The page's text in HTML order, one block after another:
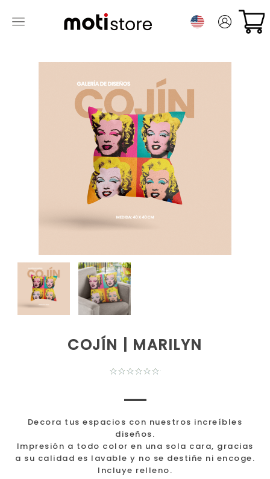
COJÍN | MARILYN
Decora tus espacios con nuestros increíbles
diseños.
Impresión a todo color en una sola cara, gracias
a su calidad es lavable y no se destiñe ni encoge.
Incluye relleno.